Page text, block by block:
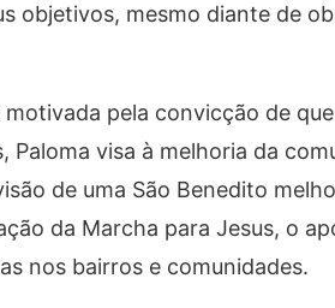
objetivos, mesmo diante de
pela convicção de
visa à melhoria da
de uma São Benedito
da Marcha para Jesus, o
nos bairros e comunidades.